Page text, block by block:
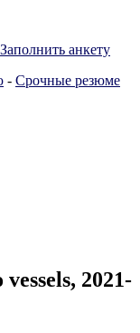
Заполнить анкету
- Срочные резюме
2021-